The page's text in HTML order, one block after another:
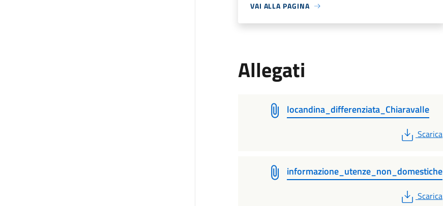
VAI ALLA PAGINA
Allegati
locandina_differenziata_Chiaravalle
PDF
Scarica
informazione_utenze_non_domestiche
PDF
Scarica